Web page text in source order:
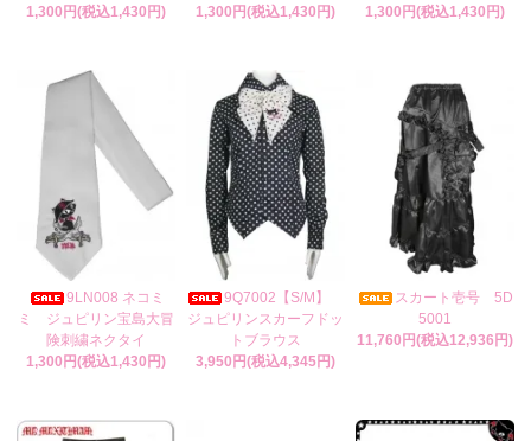
1,300円(税込1,430円)
1,300円(税込1,430円)
1,300円(税込1,430円)
9LN008 ネコミ
ミ ジュピリン宝島大冒
険刺繍ネクタイ
1,300円(税込1,430円)
9Q7002【S/M】
ジュピリンスカーフドッ
トブラウス
3,950円(税込4,345円)
スカート壱号 5D
5001
11,760円(税込12,936円)